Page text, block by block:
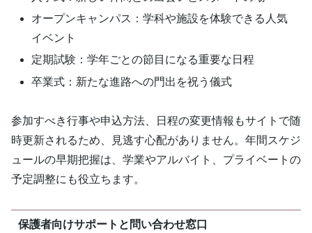
オープンキャンパス：学科や施設を体験できる人気
イベント
定期試験：学年ごとの節目になる重要な日程
卒業式：新たな進路への門出を祝う儀式
参加すべき行事や申込方法、日程の変更情報もサイトで随
時更新されるため、見逃す心配がありません。年間スケジ
ュールの早期把握は、学業やアルバイト、プライベートの
予定調整にも役立ちます。
保護者向けサポートと問い合わせ窓口